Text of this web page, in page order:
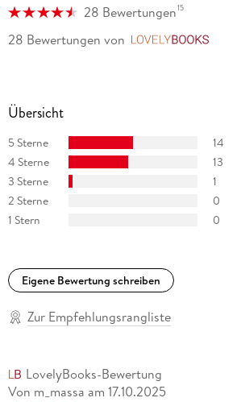
28 Bewertungen15
28 Bewertungen von
Übersicht
5 Sterne
14
4 Sterne
13
3 Sterne
1
2 Sterne
0
1 Stern
0
Eigene Bewertung schreiben
Zur Empfehlungsrangliste
LovelyBooks-Bewertung
Von m_massa am 17.10.2025